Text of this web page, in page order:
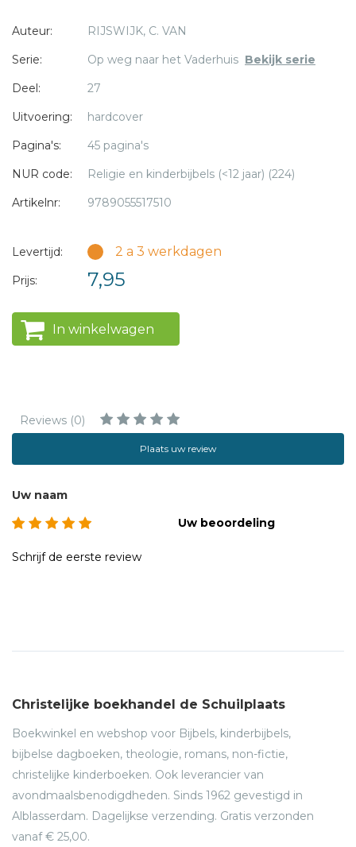
Dit boekje kan gebruikt worden om voor te lezen aan
kinderen vanaf ca 5 jaar.
serie: Op weg naar het Vaderhuis – deel 27
AVI M5
Auteur:
RIJSWIJK, C. VAN
Serie:
Op weg naar het Vaderhuis Bekijk serie
Deel:
27
Uitvoering:
hardcover
Pagina's:
45 pagina's
NUR code:
Religie en kinderbijbels (<12 jaar) (224)
Artikelnr:
9789055517510
Levertijd: 2 a 3 werkdagen
Prijs: 7,95
In winkelwagen
Reviews (0)
Plaats uw review
* = verplicht
Uw naam
Uw beoordeling
Schrijf de eerste review
Christelijke boekhandel de Schuilplaats
Boekwinkel en webshop voor Bijbels, kinderbijbels,
bijbelse dagboeken, theologie, romans, non-fictie,
christelijke kinderboeken. Ook leverancier van
avondmaalsbenodigdheden. Sinds 1962 gevestigd in
Alblasserdam. Dagelijkse verzending. Gratis verzonden
vanaf € 25,00.